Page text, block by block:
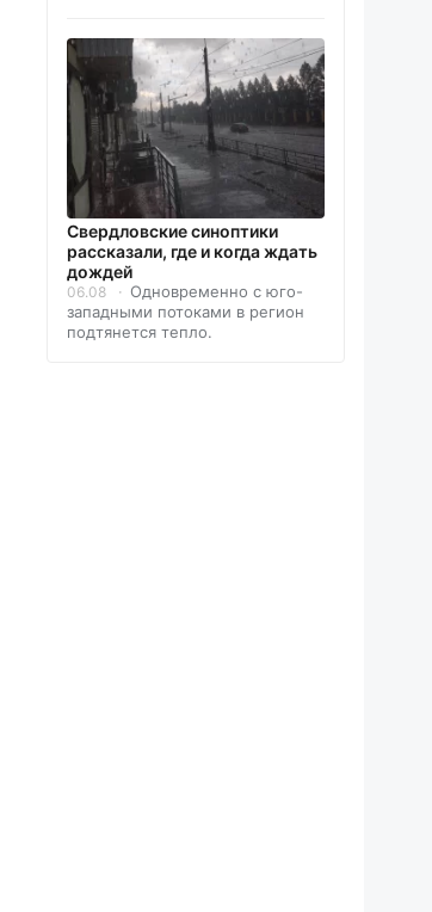
Свердловские синоптики
рассказали, где и когда ждать
дождей
06.08
Одновременно с юго-
западными потоками в регион
подтянется тепло.